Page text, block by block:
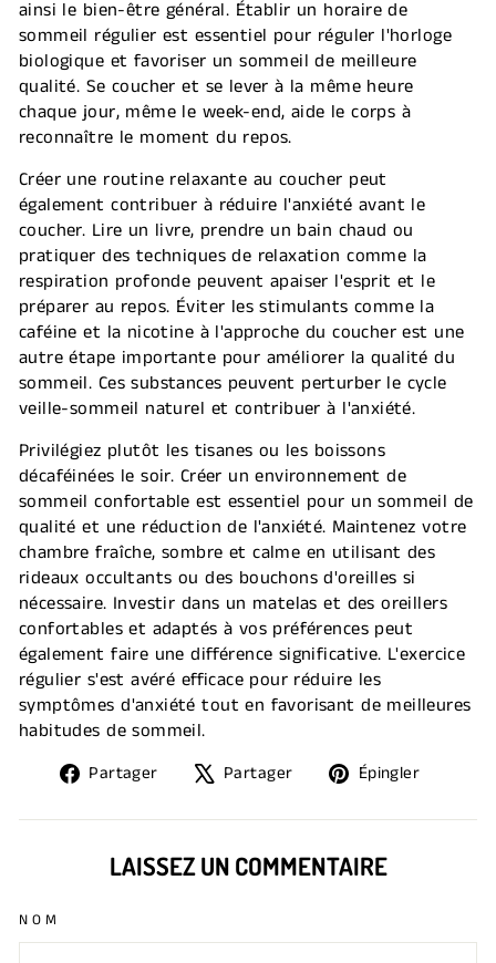
ainsi le bien-être général. Établir un horaire de
sommeil régulier est essentiel pour réguler l'horloge
biologique et favoriser un sommeil de meilleure
qualité. Se coucher et se lever à la même heure
chaque jour, même le week-end, aide le corps à
reconnaître le moment du repos.
Créer une routine relaxante au coucher peut
également contribuer à réduire l'anxiété avant le
coucher. Lire un livre, prendre un bain chaud ou
pratiquer des techniques de relaxation comme la
respiration profonde peuvent apaiser l'esprit et le
préparer au repos. Éviter les stimulants comme la
caféine et la nicotine à l'approche du coucher est une
autre étape importante pour améliorer la qualité du
sommeil. Ces substances peuvent perturber le cycle
veille-sommeil naturel et contribuer à l'anxiété.
Privilégiez plutôt les tisanes ou les boissons
décaféinées le soir. Créer un environnement de
sommeil confortable est essentiel pour un sommeil de
qualité et une réduction de l'anxiété. Maintenez votre
chambre fraîche, sombre et calme en utilisant des
rideaux occultants ou des bouchons d'oreilles si
nécessaire. Investir dans un matelas et des oreillers
confortables et adaptés à vos préférences peut
également faire une différence significative. L'exercice
régulier s'est avéré efficace pour réduire les
symptômes d'anxiété tout en favorisant de meilleures
habitudes de sommeil.
Partager
Partager
Facebook
Partager
Tweeter
X
Épingler
LAISSEZ UN COMMENTAIRE
NOM